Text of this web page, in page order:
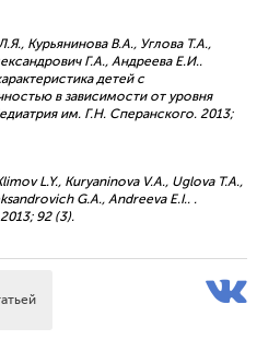
Курьянинова В.А., Углова Т.А.,
Г.А., Андреева Е.И..
детей с
в зависимости от уровня
им. Г.Н. Сперанского. 2013;
L.Y., Kuryaninova V.A., Uglova T.A.,
G.A., Andreeva E.I.. .
92 (3).